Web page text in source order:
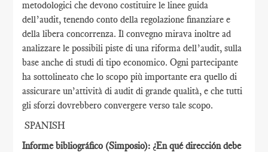
metodologici che devono costituire le linee guida
dell’audit, tenendo conto della regolazione finanziare e
della libera concorrenza. Il convegno mirava inoltre ad
analizzare le possibili piste di una riforma dell’audit, sulla
base anche di studi di tipo economico. Ogni partecipante
ha sottolineato che lo scopo più importante era quello di
assicurare un’attività di audit di grande qualità, e che tutti
gli sforzi dovrebbero convergere verso tale scopo.
SPANISH
Informe bibliográfico (Simposio): ¿En qué dirección debe